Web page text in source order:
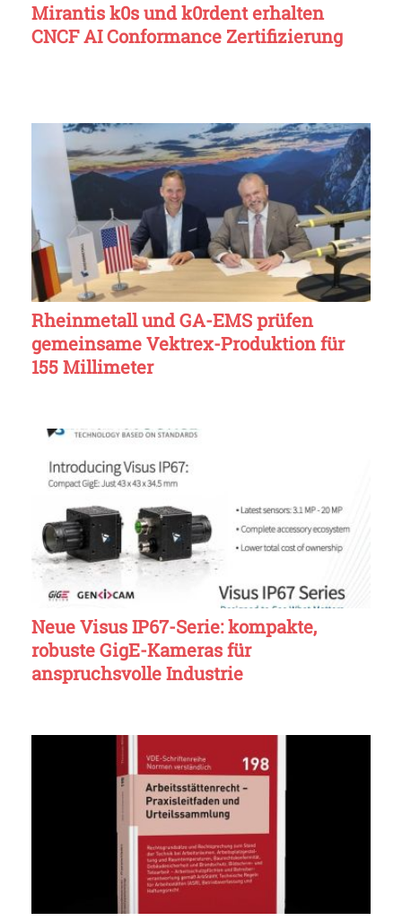
Mirantis k0s und k0rdent erhalten
CNCF AI Conformance Zertifizierung
Rheinmetall und GA-EMS prüfen
gemeinsame Vektrex-Produktion für
155 Millimeter
Neue Visus IP67-Serie: kompakte,
robuste GigE-Kameras für
anspruchsvolle Industrie